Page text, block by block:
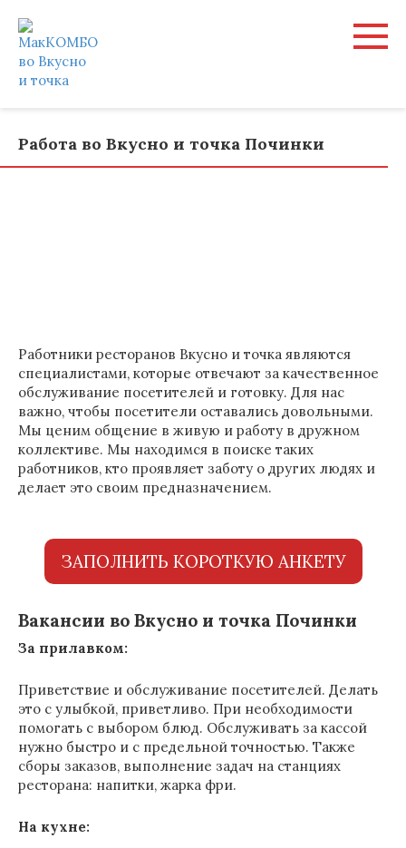
контенту
Работа во Вкусно и точка Починки
Работники ресторанов Вкусно и точка являются
специалистами, которые отвечают за качественное
обслуживание посетителей и готовку. Для нас
важно, чтобы посетители оставались довольными.
Мы ценим общение в живую и работу в дружном
коллективе. Мы находимся в поиске таких
работников, кто проявляет заботу о других людях и
делает это своим предназначением.
ЗАПОЛНИТЬ КОРОТКУЮ АНКЕТУ
Вакансии во Вкусно и точка Починки
За прилавком:
Приветствие и обслуживание посетителей. Делать
это с улыбкой, приветливо. При необходимости
помогать с выбором блюд. Обслуживать за кассой
нужно быстро и с предельной точностью. Также
сборы заказов, выполнение задач на станциях
ресторана: напитки, жарка фри.
На кухне: